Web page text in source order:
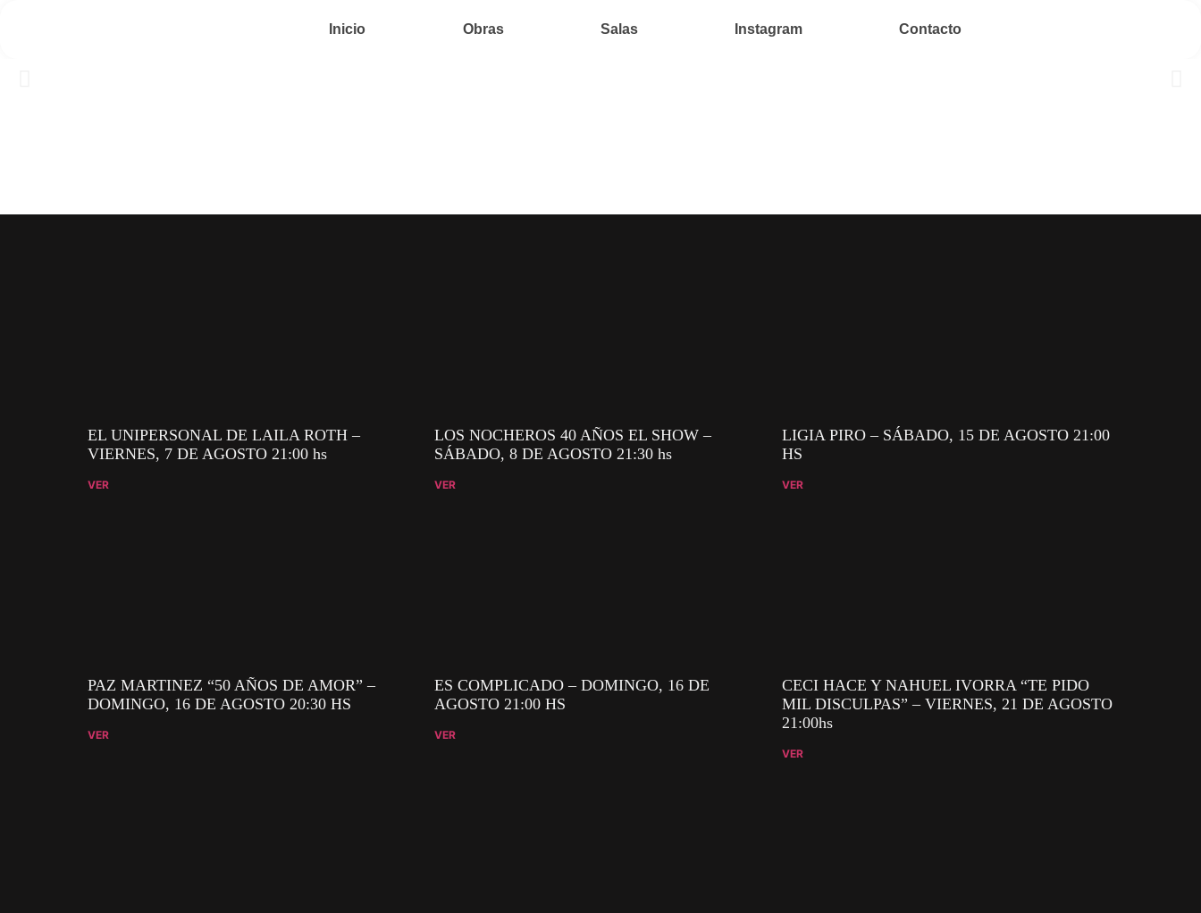
Inicio Obras Salas Instagram Contacto
EL UNIPERSONAL DE LAILA ROTH –
VIERNES, 7 DE AGOSTO 21:00 hs
VER
LOS NOCHEROS 40 AÑOS EL SHOW –
SÁBADO, 8 DE AGOSTO 21:30 hs
VER
LIGIA PIRO – SÁBADO, 15 DE AGOSTO 21:00
HS
VER
PAZ MARTINEZ “50 AÑOS DE AMOR” –
DOMINGO, 16 DE AGOSTO 20:30 HS
VER
ES COMPLICADO – DOMINGO, 16 DE
AGOSTO 21:00 HS
VER
CECI HACE Y NAHUEL IVORRA “TE PIDO
MIL DISCULPAS” – VIERNES, 21 DE AGOSTO
21:00hs
VER